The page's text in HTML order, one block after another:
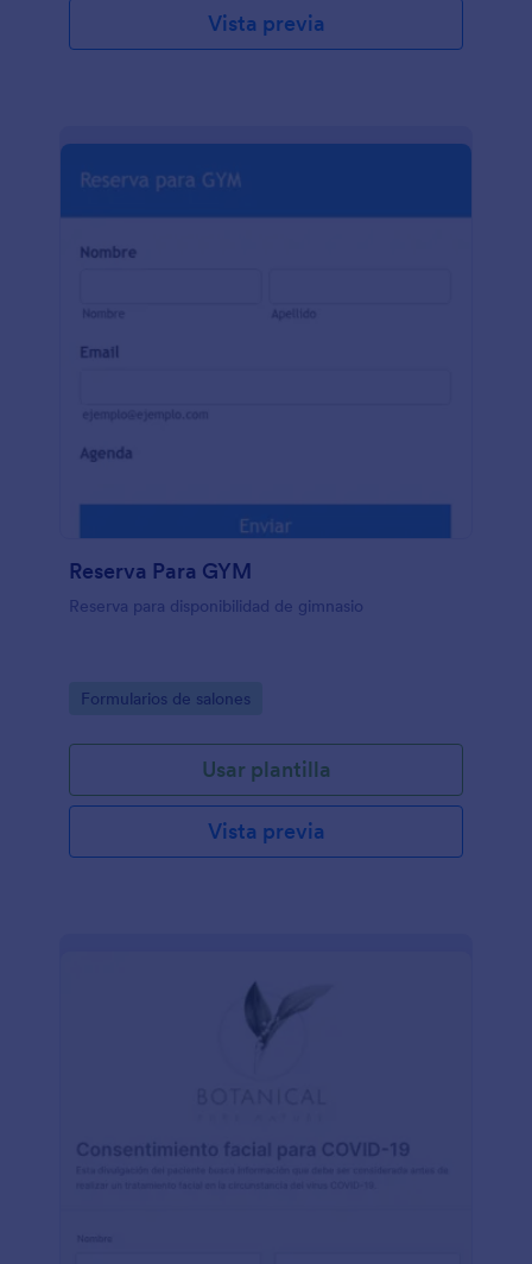
Vista previa
Reserva Para GYM
Reserva para disponibilidad de gimnasio
Go to Category:
Formularios de salones
Usar plantilla
Vista previa